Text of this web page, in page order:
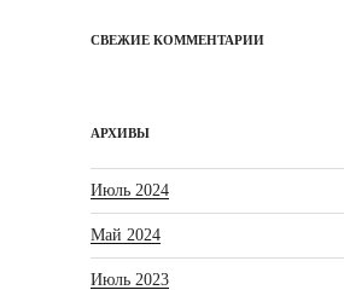
СВЕЖИЕ КОММЕНТАРИИ
АРХИВЫ
Июль 2024
Май 2024
Июль 2023